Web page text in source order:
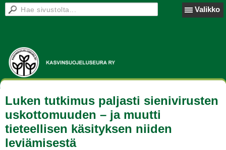
Valikko
Luken tutkimus paljasti sienivirusten
uskottomuuden – ja muutti
tieteellisen käsityksen niiden
leviämisestä